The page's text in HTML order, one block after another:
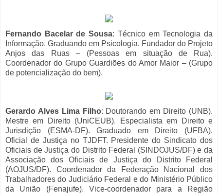
Fernando Bacelar de Sousa: Técnico em Tecnologia da
Informação. Graduando em Psicologia. Fundador do Projeto
Anjos das Ruas – (Pessoas em situação de Rua).
Coordenador do Grupo Guardiões do Amor Maior – (Grupo
de potencialização do bem).
Gerardo Alves Lima Filho: Doutorando em Direito (UNB).
Mestre em Direito (UniCEUB). Especialista em Direito e
Jurisdição (ESMA-DF). Graduado em Direito (UFBA).
Oficial de Justiça no TJDFT. Presidente do Sindicato dos
Oficiais de Justiça do Distrito Federal (SINDOJUS/DF) e da
Associação dos Oficiais de Justiça do Distrito Federal
(AOJUS/DF). Coordenador da Federação Nacional dos
Trabalhadores do Judiciário Federal e do Ministério Público
da União (Fenajufe). Vice-coordenador para a Região